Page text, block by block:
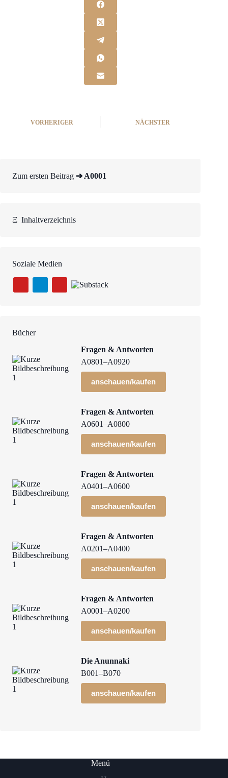
VORHERIGER NÄCHSTER
Zum ersten Beitrag ➔ A0001
Ξ Inhaltverzeichnis
Soziale Medien
Bücher
Fragen & Antworten
A0801–A0920
anschauen/kaufen
Fragen & Antworten
A0601–A0800
anschauen/kaufen
Fragen & Antworten
A0401–A0600
anschauen/kaufen
Fragen & Antworten
A0201–A0400
anschauen/kaufen
Fragen & Antworten
A0001–A0200
anschauen/kaufen
Die Anunnaki
B001–B070
anschauen/kaufen
Menü